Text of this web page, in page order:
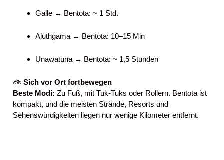
Galle → Bentota: ~ 1 Std.
Aluthgama → Bentota: 10–15 Min
Unawatuna → Bentota: ~ 1,5 Stunden
🚲 Sich vor Ort fortbewegen
Beste Modi: Zu Fuß, mit Tuk-Tuks oder Rollern. Bentota ist
kompakt, und die meisten Strände, Resorts und
Sehenswürdigkeiten liegen nur wenige Kilometer entfernt.